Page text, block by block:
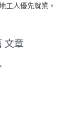
工人優先就業。
文章